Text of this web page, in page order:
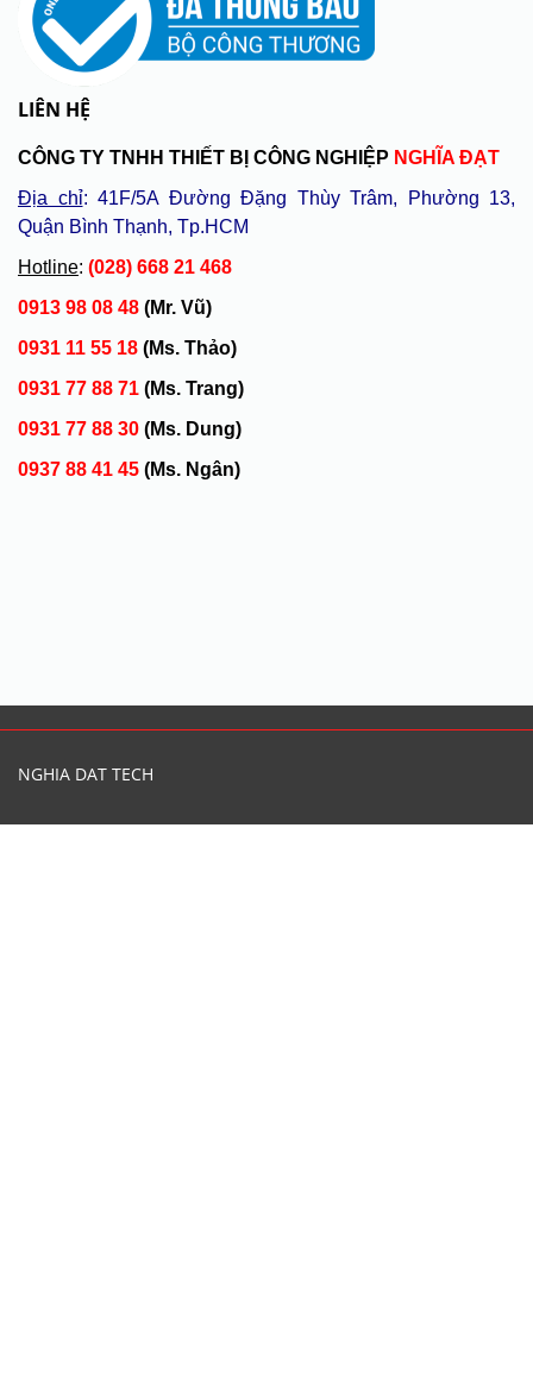
LIÊN HỆ
CÔNG TY TNHH THIẾT BỊ CÔNG NGHIỆP NGHĨA ĐẠT
Địa chỉ: 41F/5A Đường Đặng Thùy Trâm, Phường 13,
Quận Bình Thạnh, Tp.HCM
Hotline: (028) 668 21 468
0913 98 08 48 (Mr. Vũ)
0931 11 55 18 (Ms. Thảo)
0931 77 88 71 (Ms. Trang)
0931 77 88 30 (Ms. Dung)
0937 88 41 45 (Ms. Ngân)
NGHIA DAT TECH